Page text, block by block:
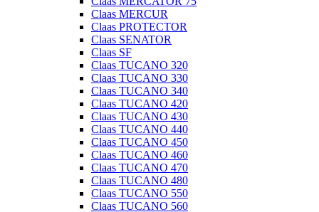
Claas MERCUR
Claas PROTECTOR
Claas SENATOR
Claas SF
Claas TUCANO 320
Claas TUCANO 330
Claas TUCANO 340
Claas TUCANO 420
Claas TUCANO 430
Claas TUCANO 440
Claas TUCANO 450
Claas TUCANO 460
Claas TUCANO 470
Claas TUCANO 480
Claas TUCANO 550
Claas TUCANO 560